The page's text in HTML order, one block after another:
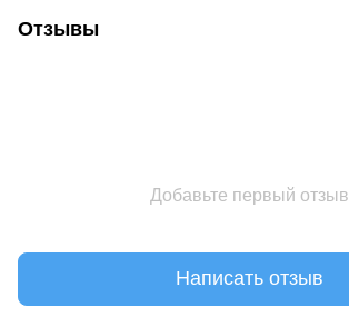
Отзывы
Добавьте первый отзыв
Написать отзыв